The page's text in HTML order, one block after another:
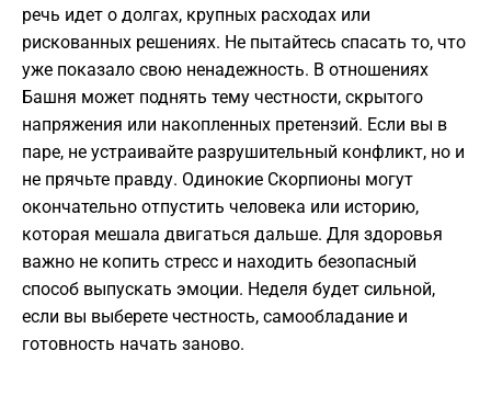
речь идет о долгах, крупных расходах или
рискованных решениях. Не пытайтесь спасать то, что
уже показало свою ненадежность. В отношениях
Башня может поднять тему честности, скрытого
напряжения или накопленных претензий. Если вы в
паре, не устраивайте разрушительный конфликт, но и
не прячьте правду. Одинокие Скорпионы могут
окончательно отпустить человека или историю,
которая мешала двигаться дальше. Для здоровья
важно не копить стресс и находить безопасный
способ выпускать эмоции. Неделя будет сильной,
если вы выберете честность, самообладание и
готовность начать заново.